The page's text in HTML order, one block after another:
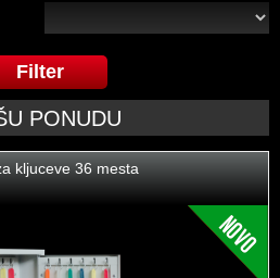
PONUDU
kljuceve 36 mesta